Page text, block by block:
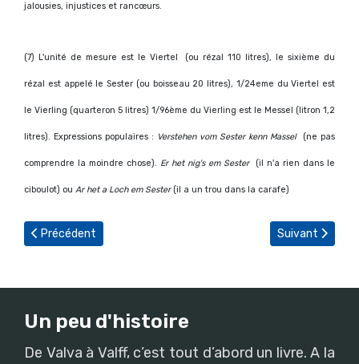
jalousies, injustices et rancœurs.
(7) L'unité de mesure est le Viertel (ou rézal 110 litres), le sixième du
rézal est appelé le Sester (ou boisseau 20 litres), 1/24eme du Viertel est
le Vierling (quarteron 5 litres) 1/96ème du Vierling est le Messel (litron 1,2
litres). Expressions populaires : Verstehen vom Sester kenn Massel(ne pas
comprendre la moindre chose). Er het nig's em Sester (il n'a rien dans le
ciboulot) ou Ar het a Loch em Sester(il a un trou dans la carafe)
Article précédent : Florent WUCHER, fragments d'une vie,
Précédent Article suivant :
Suivant
Un peu d'histoire
De Valva à Valff, c’est tout d’abord un livre. A la